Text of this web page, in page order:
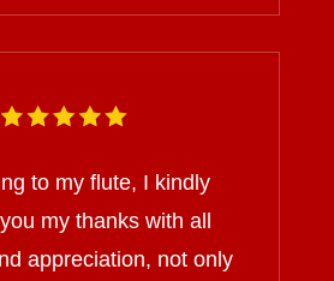
to my flute, I kindly
my thanks with all
appreciation, not only